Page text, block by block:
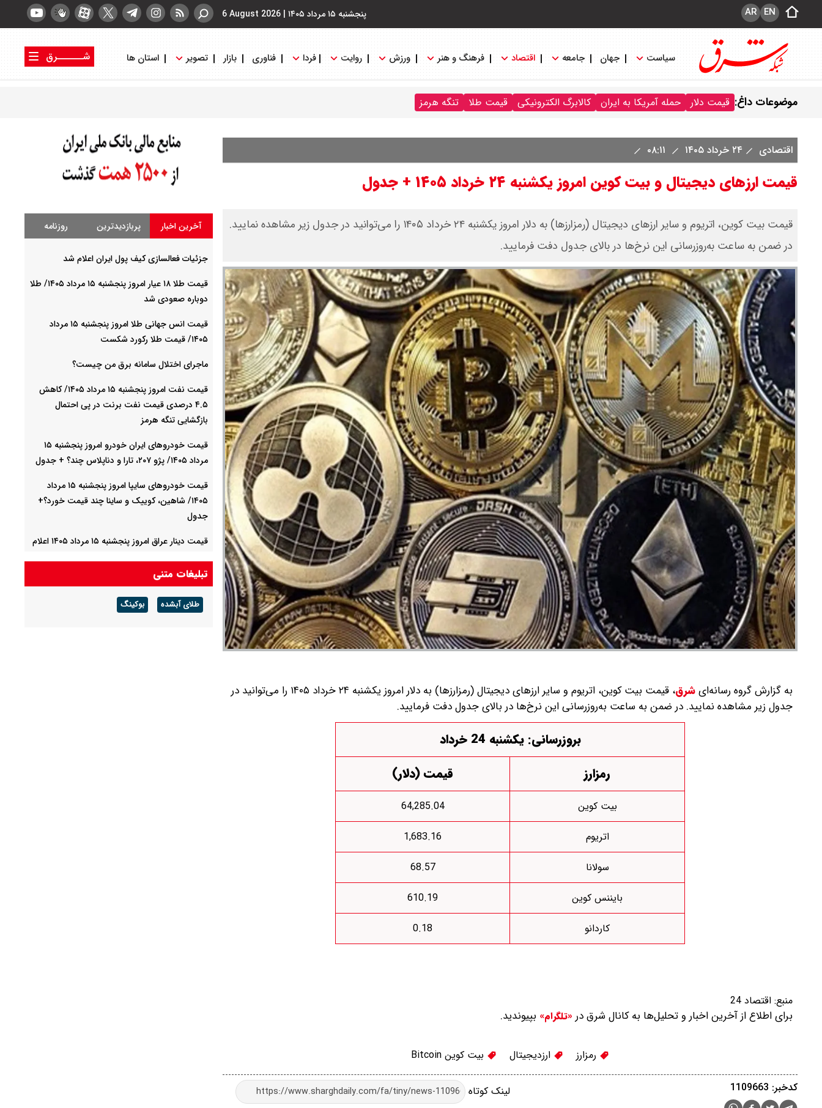
پنجشنبه ۱۵ مرداد ۱۴۰۵ |
6 August 2026 EN
AR
سیاست جهان جامعه اقتصاد فرهنگ و هنر ورزش روایت فردا فناوری بازار تصویر استان ها
شــــــرق
موضوعات داغ: قیمت دلار حمله آمریکا به ایران کالابرگ الکترونیکی قیمت طلا تنگه هرمز
اقتصادی ۲۴ خرداد ۱۴۰۵
قیمت ارز‌های دیجیتال و بیت کوین امروز یکشنبه ۲۴ خرداد ۱۴۰۵ + جدول
قیمت بیت کوین، اتریوم و سایر ارز‌های دیجیتال (رمزارزها) به دلار امروز یکشنبه ۲۴ خرداد ۱۴۰۵ را می‌توانید در جدول زیر مشاهده نمایید.
در ضمن به ساعت به‌روز‌رسانی این نرخ‌ها در بالای جدول دفت فرمایید.
به گزارش گروه رسانه‌ایشرق،
قیمت بیت کوین، اتریوم و سایر ارز‌های دیجیتال (رمزارزها) به دلار امروز یکشنبه ۲۴ خرداد ۱۴۰۵ را می‌توانید در
جدول زیر مشاهده نمایید. در ضمن به ساعت به‌روز‌رسانی این نرخ‌ها در بالای جدول دفت فرمایید.
بروزرسانی: یکشنبه 24 خرداد
رمزارز
قیمت (دلار)
بیت کوین
64,285.04
اتریوم
1,683.16
سولانا
68.57
بایننس کوین
610.19
کاردانو
0.18
منبع: اقتصاد 24
برای اطلاع از آخرین اخبار و تحلیل‌ها به کانال شرق در «تلگرام» بپیوندید.
رمزارز ارزدیجیتال بیت کوین Bitcoin
لینک کوتاه کدخبر: 1109663
آخرین اخبار پربازدیدترین روزنامه
جزئیات فعالسازی کیف پول ایران اعلام شد
قیمت طلا ۱۸ عیار امروز پنجشنبه ۱۵ مرداد ۱۴۰۵/ طلا
دوباره صعودی شد
قیمت انس جهانی طلا امروز پنجشنبه ۱۵ مرداد
۱۴۰۵/ قیمت طلا رکورد شکست
ماجرای اختلال سامانه برق من چیست؟
قیمت نفت امروز پنجشنبه ۱۵ مرداد ۱۴۰۵/ کاهش
۴.۵ درصدی قیمت نفت برنت در پی احتمال
بازگشایی تنگه هرمز
قیمت خودرو‌های ایران خودرو امروز پنجشنبه ۱۵
مرداد ۱۴۰۵/ پژو ۲۰۷، تارا و دناپلاس چند؟ + جدول
قیمت خودرو‌های سایپا امروز پنجشنبه ۱۵ مرداد
۱۴۰۵/ شاهین، کوییک و ساینا چند قیمت خورد؟+
جدول
قیمت دینار عراق امروز پنجشنبه ۱۵ مرداد ۱۴۰۵ اعلام
خانوارها شارژ شد
تبلیغات متنی
طلای آبشده بوکینگ